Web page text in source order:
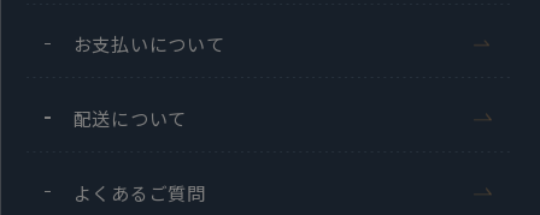
お支払いについて
配送について
よくあるご質問